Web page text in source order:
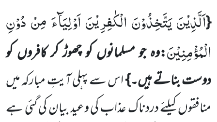
{اَلَّذِیْنَ یَتَّخِذُوْنَ الْكٰفِرِیْنَ اَوْلِیَآءَ مِنْ دُوْنِ
الْمُؤْمِنِیْنَ:وہ جو مسلمانوں کو چھوڑ کر کافروں کو
دوست بناتے ہیں۔}اس سے پہلی آیتِ مبارکہ میں
منافقوں کیلئے دردناک عذاب کی وعید بیان کی گئی ہے